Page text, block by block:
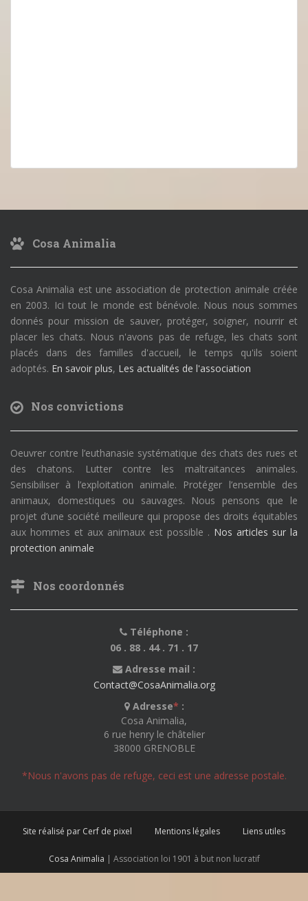
Cosa Animalia
Cosa Animalia est une association de protection animale créée
en 2003. Ici tout le monde est bénévole. Nous nous sommes
donnés pour mission de sauver, protéger, soigner, nourrir et
placer les chats. Nous n'avons pas de refuge, les chats sont
placés dans des familles d'accueil, le temps qu'ils soient
adoptés. En savoir plus, Les actualités de l'association
Nos convictions
Oeuvrer contre l’euthanasie systématique des chats des rues et
des chatons. Lutter contre les maltraitances animales.
Sensibiliser à l’exploitation animale. Protéger l’ensemble des
animaux, domestiques ou sauvages. Nous pensons que le
projet d’une société meilleure qui propose des droits équitables
aux hommes et aux animaux est possible . Nos articles sur la
protection animale
Nos coordonnés
Téléphone :
06 . 88 . 44 . 71 . 17
Adresse mail :
Contact@CosaAnimalia.org
Adresse* :
Cosa Animalia,
6 rue henry le châtelier
38000 GRENOBLE
*Nous n'avons pas de refuge, ceci est une adresse postale.
Site réalisé par Cerf de pixel Mentions légales Liens utiles
Cosa Animalia | Association loi 1901 à but non lucratif